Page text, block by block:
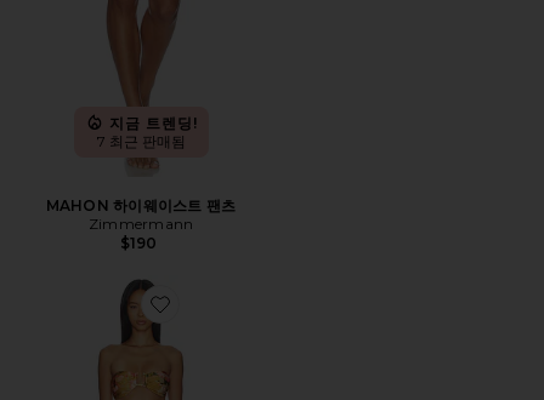
지금 트렌딩!
7 최근 판매됨
MAHON 하이웨이스트 팬츠
Zimmermann
$190
Favorite MAHON 비키니